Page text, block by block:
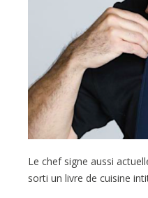
Le chef signe aussi
sorti un livre de cuisine